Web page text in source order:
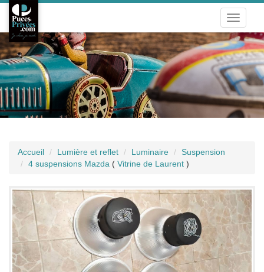
Toggle
Accueil Lumière et reflet Luminaire
Suspension
4 suspensions Mazda ( Vitrine de Laurent )